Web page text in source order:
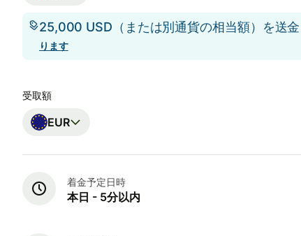
25,000 USD（または別通貨の相当額）を送金
ります
受取額
EUR
着金予定日時
本日 - 5分以内